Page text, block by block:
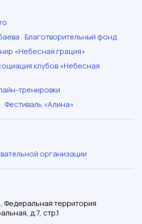
Благотворительный фонд
«Небесная грация»
клубов «Небесная
тренировки
Фестиваль «Алина»
организации
Федеральная территория
д.7, стр.1